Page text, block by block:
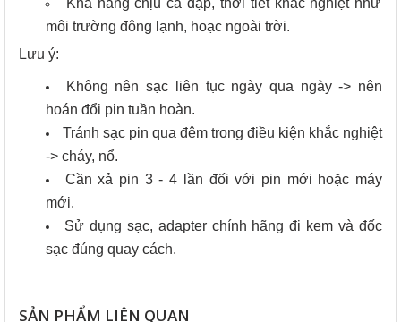
môi trường đông lạnh, hoạc ngoài trời.
Lưu ý:
Không nên sạc liên tục ngày qua ngày -> nên
hoán đổi pin tuần hoàn.
Tránh sạc pin qua đêm trong điều kiện khắc nghiệt
-> cháy, nổ.
Cần xả pin 3 - 4 lần đối với pin mới hoặc máy
mới.
Sử dụng sạc, adapter chính hãng đi kem và đốc
sạc đúng quay cách.
SẢN PHẨM LIÊN QUAN